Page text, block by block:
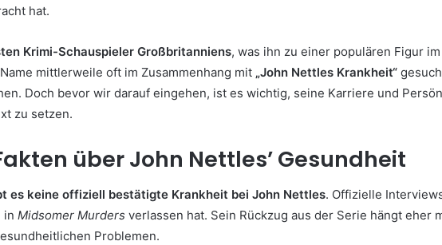
hat.
Krimi-Schauspieler Großbritanniens, was ihn zu einer populären Figur
mittlerweile oft im Zusammenhang mit „John Nettles Krankheit“
Doch bevor wir darauf eingehen, ist es wichtig, seine Karriere und
zu setzen.
über John Nettles’ Gesundheit
es keine offiziell bestätigte Krankheit bei John Nettles. Offizielle
in Midsomer Murders verlassen hat. Sein Rückzug aus der Serie hängt eher
Problemen.